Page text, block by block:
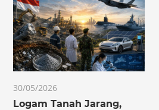
30/05/2026
Logam Tanah Jarang,